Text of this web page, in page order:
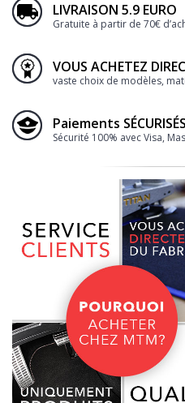
LIVRAISON 5.9 EURO
Gratuite à partir de 70€
VOUS ACHETEZ
vaste choix de modèles,
Paiements SÉCURISÉS
Sécurité 100% avec Visa,